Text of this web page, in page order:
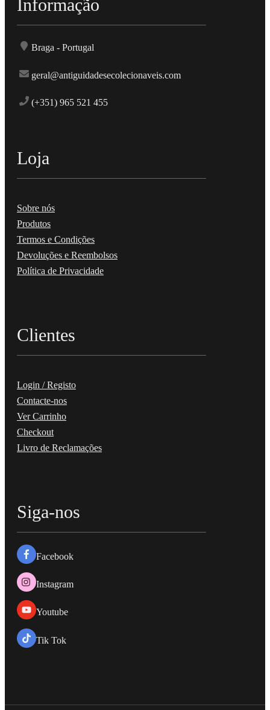
Informação
Braga - Portugal
geral@antiguidadesecolecionaveis.com
(+351) 965 521 455
Loja
Sobre nós
Produtos
Termos e Condições
Devoluções e Reembolsos
Política de Privacidade
Clientes
Login / Registo
Contacte-nos
Ver Carrinho
Checkout
Livro de Reclamações
Siga-nos
Facebook
Instagram
Youtube
Tik Tok